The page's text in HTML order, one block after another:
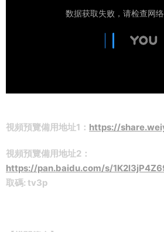
視頻預覽備用地址1： https://
視頻預覽備用地址2：
https://pan.baidu.com/s/
取碼: tv3p